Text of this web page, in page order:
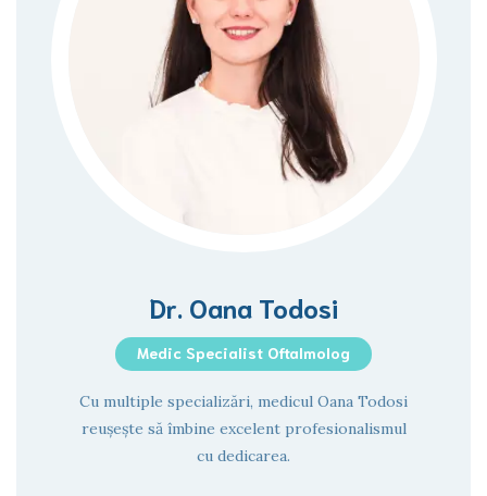
Dr. Oana Todosi
Medic Specialist Oftalmolog
Cu multiple specializări, medicul Oana Todosi
reușește să îmbine excelent profesionalismul
cu dedicarea.